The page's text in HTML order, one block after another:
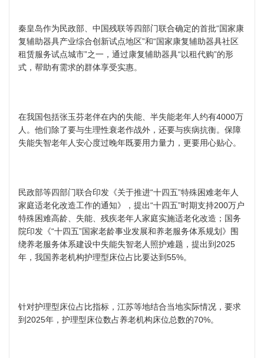
秦皇岛作为民政部、中国残联等四部门联合确定的首批“国家康
复辅助器具产业综合创新试点地区”和“国家康复辅助器具社区
租赁服务试点城市”之一，通过康复辅助器具“以租代购”的形
式，帮助有需求的群体享受实惠。
在我国包括张玉芬老伴在内的失能、半失能老年人约有4000万
人。他们除了要与生理性衰老作战外，还要与疾病抗衡。保障
失能失智老年人安心度过晚年既要用力量力，更要用心贴心。
民政部等四部门联合印发《关于推进“十四五”特殊困难老年人
家庭适老化改造工作的通知》，提出“十四五”时期支持200万户
特殊困难高龄、失能、残疾老年人家庭实施适老化改造；国务
院印发《“十四五”国家老龄事业发展和养老服务体系规划》围
绕养老服务体系建设中失能失智老人照护难题，提出到2025
年，我国养老机构护理型床位占比要达到55%。
针对护理型床位占比指标，江苏等地结合当地实际情况，要求
到2025年，护理型床位数占养老机构床位总数的70%。